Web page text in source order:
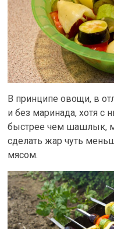
В принципе овощи, в
и без маринада, хотя с
быстрее чем шашлык,
сделать жар чуть
мясом.